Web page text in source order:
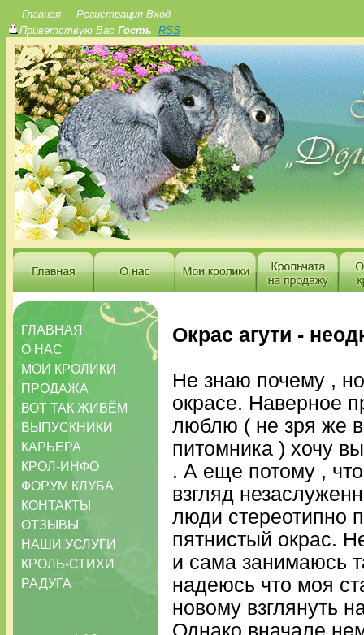
Главная Регистрация Вход
Приветствую Вас Гость RSS
ГЛАВНАЯ
О НАС
МОИ КРОЛИКИ
ПРОДАЖА
ВОТ ТАК ЖИВЁМ
ВЫПУСКНИКИ
КАРЬЕРА
КРОЛ-ИНФО
ФОРУМ КЛУБА
КОНТАКТЫ
ОТЗЫВЫ
НАШИ УСЛУГИ
КРОЛЬ-СТИХИ
РАДУГА
Окрас агути -
Не знаю почему ,
окрасе. Наверное
люблю ( не зря же
питомника ) хочу
. А еще потому ,
взгляд
люди стереотипно
пятнистый окрас.
и сама занимаюсь
надеюсь что моя
новому взглянуть
Однако вначале